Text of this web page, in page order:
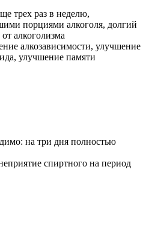
трех раз в неделю,
порциями алкоголя, долгий
алкоголизма
алкозависимости, улучшение
улучшение памяти
на три дня полностью
спиртного на период